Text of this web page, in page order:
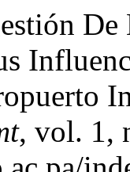
, vol. 1,